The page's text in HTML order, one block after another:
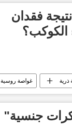
فقدان
الكوكب؟
ذرية غواصة روسية
جنسية"